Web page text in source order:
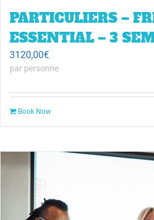
PARTICULIERS –
ESSENTIAL – 3
3120,00€
par personne
Book Now